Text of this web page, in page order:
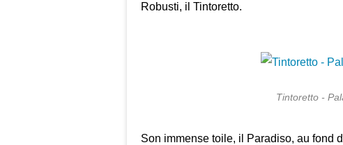
Robusti, il Tintoretto.
Tintoretto -
Son immense toile, il Paradiso, au fond